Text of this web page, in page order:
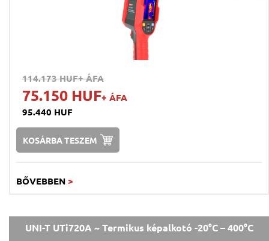
114.173 HUF+ ÁFA
75.150 HUF+ ÁFA
95.440 HUF
KOSÁRBA TESZEM
BŐVEBBEN >
UNI-T UTi720A ~ Termikus képalkotó -20°C – 400°C